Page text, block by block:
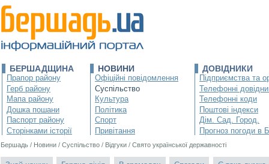
БЕРШАДЩИНА
Прапор району
Герб району
Мапа району
Дошка пошани
Паспорт району
Сторінками історії
НОВИНИ
Офіційні повідомлення
Суспільство
Культура
Політика
Спорт
Привітання
ДОВІДНИКИ
Підприємства та
Телефонні
Телефонні коди
Поштові індекси
Дім. Сад. Город.
Прогноз погоди в
Бершадь / Новини / Суспільство / Відгуки / Свято української державності